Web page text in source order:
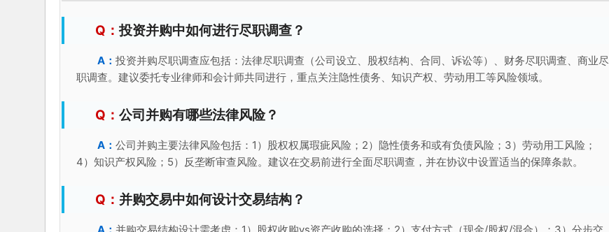
投资并购中如何进行尽职调查？
投资并购尽职调查应包括：法律尽职调查（公司设立、股权结构、合同、诉讼等）、财务尽职调查、商业尽
职调查。建议委托专业律师和会计师共同进行，重点关注隐性债务、知识产权、劳动用工等风险领域。
公司并购有哪些法律风险？
公司并购主要法律风险包括：1）股权权属瑕疵风险；2）隐性债务和或有负债风险；3）劳动用工风险；
4）知识产权风险；5）反垄断审查风险。建议在交易前进行全面尽职调查，并在协议中设置适当的保障条款。
并购交易中如何设计交易结构？
并购交易结构设计需考虑：1）股权收购vs资产收购的选择；2）支付方式（现金/股权/混合）；3）分步交